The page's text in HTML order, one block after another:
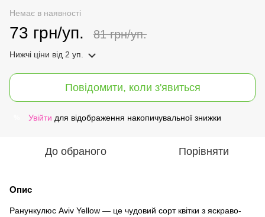
Немає в наявності
73 грн/уп. 81 грн/уп.
Нижчі ціни від 2 уп.
Повідомити, коли з'явиться
Увійти для відображення накопичувальної знижки
До обраного Порівняти
Опис
Ранункулюс Aviv Yellow — це чудовий сорт квітки з яскраво-